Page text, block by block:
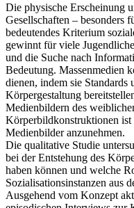
Die physische Erscheinung
Gesellschaften – besonders
bedeutendes Kriterium
gewinnt für viele
und die Suche nach
Bedeutung. Massenmedien
dienen, indem sie
Körpergestaltung
Medienbildern des
Körperbildkonstruktionen ist
Medienbilder anzunehmen.
Die qualitative Studie
bei der Entstehung des
haben können und welche
Sozialisationsinstanzen aus
Ausgehend vom Konzept